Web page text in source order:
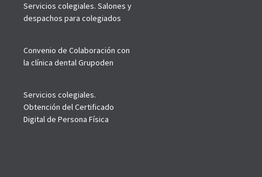
Servicios colegiales. Salones y
despachos para colegiados
Convenio de Colaboración con
la clínica dental Grupoden
Servicios colegiales.
Obtención del Certificado
Digital de Persona Física